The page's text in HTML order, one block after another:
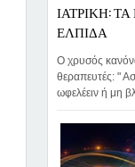
ΙΑΤΡΙΚΗ:
ΕΛΠΙΔΑ
Ο χρυσός
θεραπευτές: "
ωφελέειν ή μη